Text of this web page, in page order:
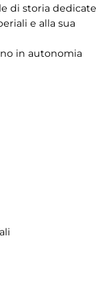
di storia dedicate
e alla sua
in autonomia